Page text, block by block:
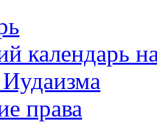
календарь
права